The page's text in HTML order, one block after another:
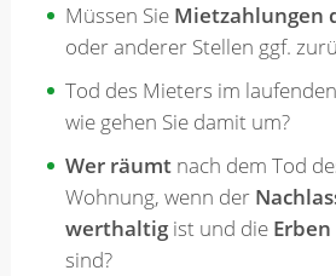
Müssen Sie Mietzahlungen
oder anderer Stellen ggf.
Tod des Mieters im
wie gehen Sie damit um?
Wer räumtnach dem Tod
Wohnung, wenn der
werthaltigist und die
sind?